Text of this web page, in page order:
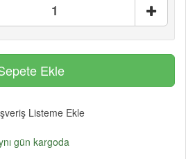
Listeme Ekle
gün kargoda